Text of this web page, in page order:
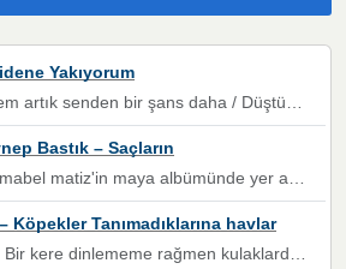
Yakıyorum
daha / Düştüğün zaman ben olmayacağım yanında” dizeleri, artık geçmişin tekrarına izin verilmeyeceğini, kişisel sınırların çizildiğini gösteriyor.
Bastık – Saçların
mabel matiz'in maya albümünde yer alan güzellerden. parça da şarkı hani! müzikal altyapısına vurulduğum, sözlerinde kaybolduğum bir parça olmuş.
Köpekler Tanımadıklarına havlar
Bir kere dinlememe rağmen kulaklardan gitmiyor sen sen sen sen kurban ol sen sen sen sen hayran ol yükses ses müzik dinleme sebebisiniz canlar bomba gibi patladınız maşallah